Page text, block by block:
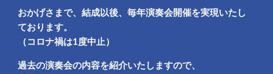
おかげさまで、結成以後、毎年演奏会開催を実現いたし
ております。
（コロナ禍は1度中止）
過去の演奏会の内容を紹介いたしますので、